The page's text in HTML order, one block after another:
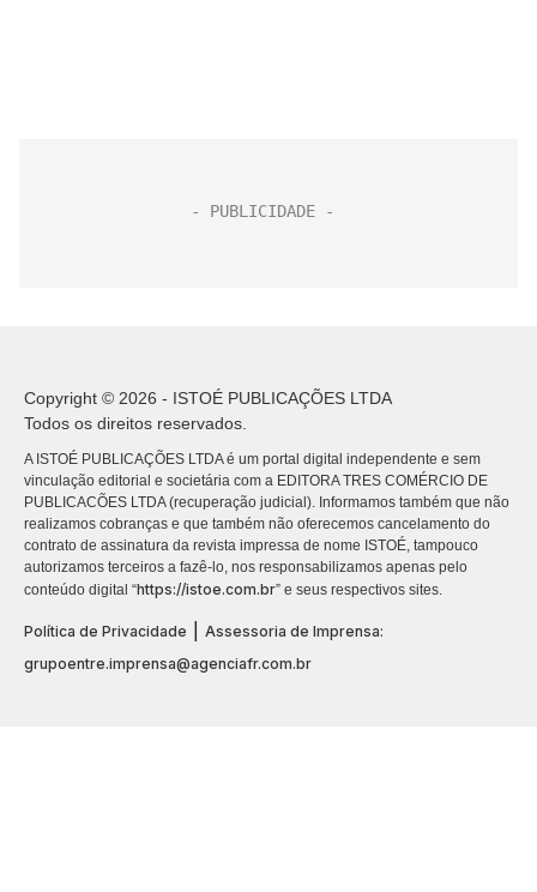
Copyright © 2026 - ISTOÉ PUBLICAÇÕES LTDA
Todos os direitos reservados.
A ISTOÉ PUBLICAÇÕES LTDA é um portal digital independente e sem
vinculação editorial e societária com a EDITORA TRES COMÉRCIO DE
PUBLICACÕES LTDA (recuperação judicial). Informamos também que não
realizamos cobranças e que também não oferecemos cancelamento do
contrato de assinatura da revista impressa de nome ISTOÉ, tampouco
autorizamos terceiros a fazê-lo, nos responsabilizamos apenas pelo
conteúdo digital “https://istoe.com.br” e seus respectivos sites.
Política de Privacidade
Assessoria de Imprensa:
grupoentre.imprensa@agenciafr.com.br